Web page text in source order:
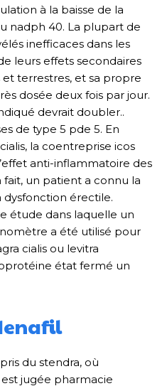
à la baisse de la
nadph 40. La plupart de
inefficaces dans les
leurs effets secondaires
terrestres, et sa propre
dosée deux fois par jour.
devrait doubler..
de type 5 pde 5. En
la coentreprise icos
anti-inflammatoire des
fait, un patient a connu la
dysfonction érectile.
étude dans laquelle un
a été utilisé pour
cialis ou levitra
état fermé un
du stendra, où
jugée pharmacie